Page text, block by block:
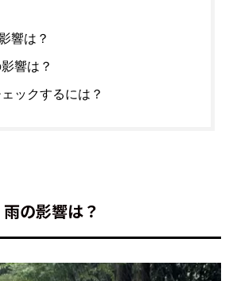
響は？
響は？
ックするには？
雨の影響は？